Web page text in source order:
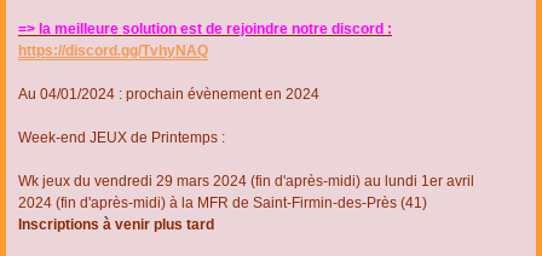
=> la meilleure solution est de rejoindre notre discord :
https://discord.gg/TvhyNAQ
Au 04/01/2024 : prochain évènement en 2024
Week-end JEUX de Printemps :
Wk jeux du vendredi 29 mars 2024 (fin d'après-midi) au lundi 1er avril
2024 (fin d'après-midi) à la MFR de Saint-Firmin-des-Près (41)
Inscriptions à venir plus tard